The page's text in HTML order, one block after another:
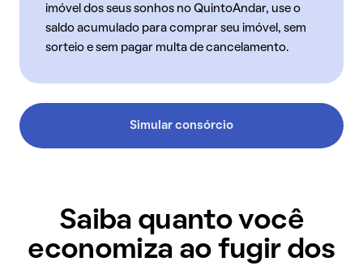
imóvel dos seus sonhos no QuintoAndar, use o
saldo acumulado para comprar seu imóvel, sem
sorteio e sem pagar multa de cancelamento.
Simular consórcio
Saiba quanto você
economiza ao fugir dos